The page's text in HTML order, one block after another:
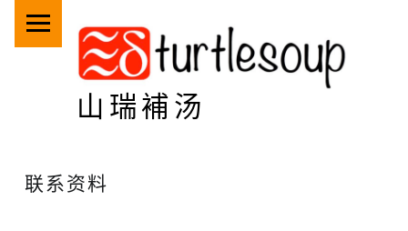
山瑞補汤
联系资料